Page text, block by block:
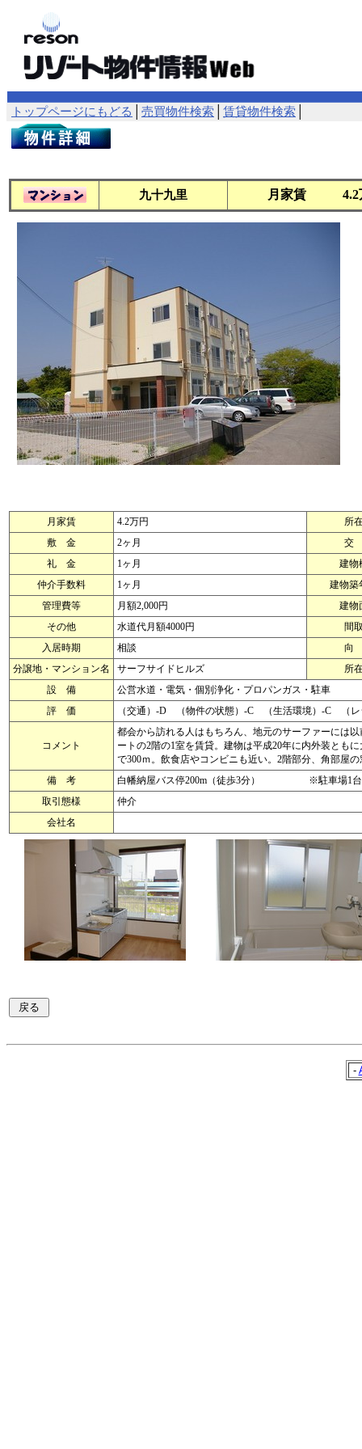
トップページにもどる 売買物件検索 賃貸物件検索
九十九里 月家賃
月家賃 4.2万円
所
敷 金
2ヶ月
交
礼 金
1ヶ月
建物
仲介手数料
1ヶ月
建物築
管理費等
月額2,000円
建物
その他
水道代月額4000円
間
入居時期
相談
向
分譲地・マンション名
サーフサイドヒルズ
所
設 備
公営水道・電気・個別浄化・プロパンガス・駐車
評 価
（交通）-D （物件の状態）-C （生活環境）-C （
コメント
都会から訪れる人はもちろん、地元のサーファーには
ートの2階の1室を賃貸。建物は平成20年に内外装とも
で300ｍ。飲食店やコンビニも近い。2階部分、角部屋
備 考
白幡納屋バス停200m（徒歩3分） ※駐車場1
取引態様
仲介
会社名
-